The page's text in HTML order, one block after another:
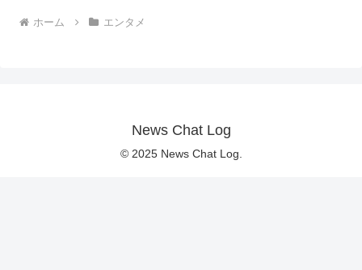
ホーム エンタメ
News Chat Log
© 2025 News Chat Log.